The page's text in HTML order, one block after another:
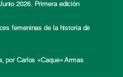
2026. Primera edición
femeninas de la historia de
por Carlos «Caque» Armas